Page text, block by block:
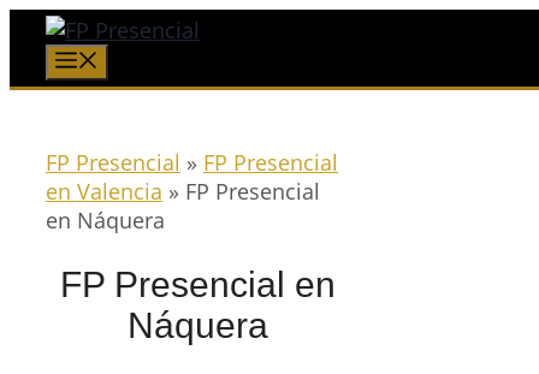
Saltar
contenido
FP Presencial » FP Presencial
en Valencia » FP Presencial
en Náquera
FP Presencial en
Náquera